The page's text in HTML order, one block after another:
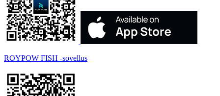
ROYPOW FISH -sovellus